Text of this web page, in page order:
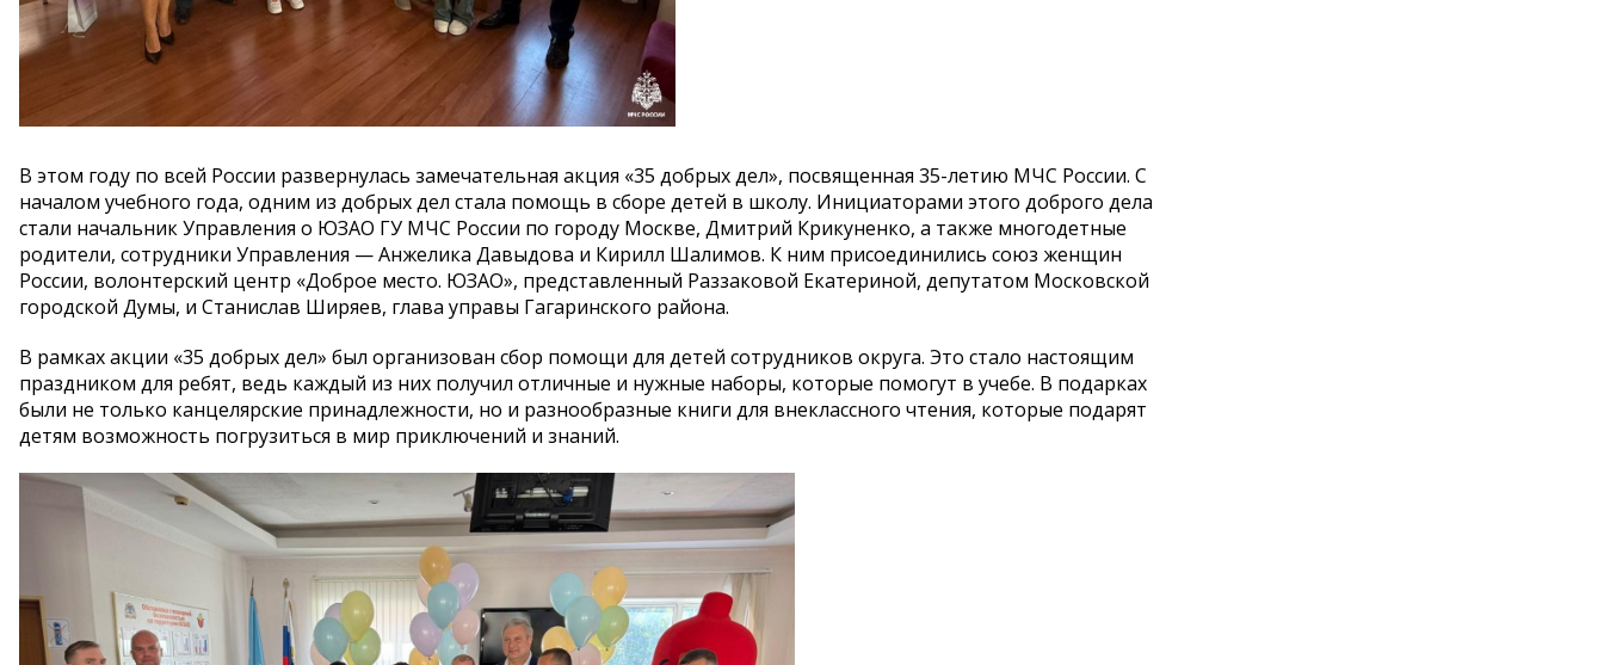
В этом году по всей России развернулась замечательная акция «35 добрых дел», посвященная 35-летию МЧС России. С
началом учебного года, одним из добрых дел стала помощь в сборе детей в школу. Инициаторами этого доброго дела
стали начальник Управления о ЮЗАО ГУ МЧС России по городу Москве, Дмитрий Крикуненко, а также многодетные
родители, сотрудники Управления — Анжелика Давыдова и Кирилл Шалимов. К ним присоединились союз женщин
России, волонтерский центр «Доброе место. ЮЗАО», представленный Раззаковой Екатериной, депутатом Московской
городской Думы, и Станислав Ширяев, глава управы Гагаринского района.
В рамках акции «35 добрых дел» был организован сбор помощи для детей сотрудников округа. Это стало настоящим
праздником для ребят, ведь каждый из них получил отличные и нужные наборы, которые помогут в учебе. В подарках
были не только канцелярские принадлежности, но и разнообразные книги для внеклассного чтения, которые подарят
детям возможность погрузиться в мир приключений и знаний.